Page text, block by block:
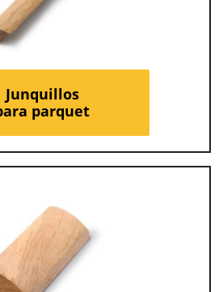
Junquillos
parquet